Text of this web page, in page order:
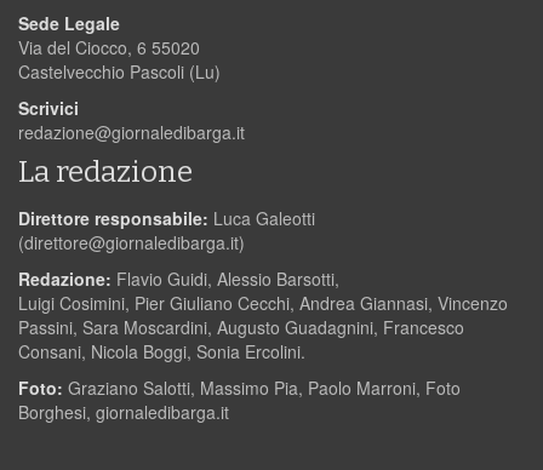
Sede Legale
Via del Ciocco, 6 55020
Castelvecchio Pascoli (Lu)
Scrivici
redazione@giornaledibarga.it
La redazione
Direttore responsabile: Luca Galeotti
(direttore@giornaledibarga.it)
Redazione: Flavio Guidi, Alessio Barsotti,
Luigi Cosimini, Pier Giuliano Cecchi, Andrea Giannasi, Vincenzo
Passini, Sara Moscardini, Augusto Guadagnini, Francesco
Consani, Nicola Boggi, Sonia Ercolini.
Foto: Graziano Salotti, Massimo Pia, Paolo Marroni, Foto
Borghesi, giornaledibarga.it